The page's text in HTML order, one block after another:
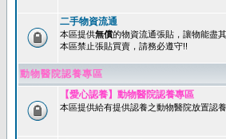
二手物資流通
本區提供無償的物資流通張貼，讓物能盡其
本區禁止張貼買賣，請務必遵守!!
動物醫院認養專區
【愛心認養】動物醫院認養專區
本區提供給有提供認養之動物醫院放置認